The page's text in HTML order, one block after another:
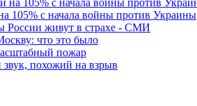
105% с начала войны против Украины
России живут в страхе - СМИ
что это было
пожар
похожий на взрыв